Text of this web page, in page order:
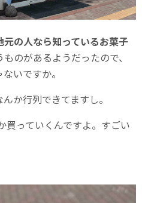
元の人なら知っているお菓子
のがあるようだったので、
いですか。
か行列できてますし。
買っていくんですよ。すごい